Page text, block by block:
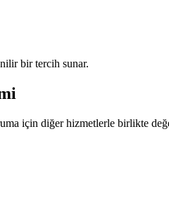
bir tercih sunar.
için diğer hizmetlerle birlikte